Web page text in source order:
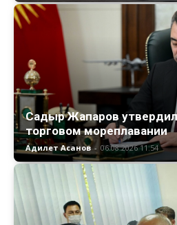
Садыр Жапаров
торговом мореплавании
Адилет Асанов - 06.08.2026 11:54